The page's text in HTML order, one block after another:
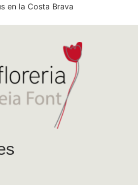
en la Costa Brava